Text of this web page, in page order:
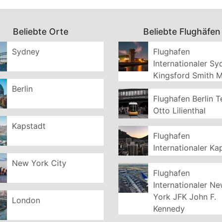
Beliebte Orte
Sydney
Berlin
Kapstadt
New York City
London
Beliebte Flughäfen
Flughafen
Internationaler
Kingsford Smith
Flughafen Berlin
Otto Lilienthal
Flughafen
Internationaler
Flughafen
Internationaler
York JFK John F.
Kennedy